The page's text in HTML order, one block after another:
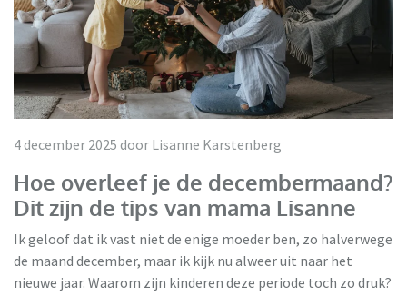
4 december 2025 door Lisanne Karstenberg
Hoe overleef je de decembermaand?
Dit zijn de tips van mama Lisanne
Ik geloof dat ik vast niet de enige moeder ben, zo halverwege
de maand december, maar ik kijk nu alweer uit naar het
nieuwe jaar. Waarom zijn kinderen deze periode toch zo druk?